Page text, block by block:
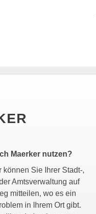
Maerker nutzen?
können Sie Ihrer Stadt-,
Amtsverwaltung auf
mitteilen, wo es ein
in Ihrem Ort gibt.